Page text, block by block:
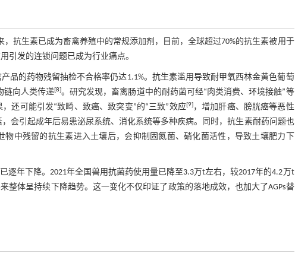
抗生素已成为畜禽养殖中的常规添加剂，目前，全球超过70%的抗生素被用于
引发的连锁问题已成为行业痛点。
品的药物残留抽检不合格率仍达1.1%。抗生素滥用导致耐甲氧西林金黄色葡萄
链向人类传递[8]。研究发现，畜禽肠道中的耐药菌可经“肉类消费、环境接触”等
还可能引发“致畸、致癌、致突变”的“三致”效应[9]，增加肝癌、膀胱癌等恶性
会引起成年后易患泌尿系统、消化系统等多种疾病。同时，抗生素耐药问题也
中残留的抗生素进入土壤后，会抑制固氮菌、硝化菌活性，导致土壤肥力下
年下降。2021年全国兽用抗菌药使用量已降至3.3万t左右，较2017年的4.2万t
整体呈持续下降趋势。这一变化不仅印证了政策的落地成效，也加大了AGPs替